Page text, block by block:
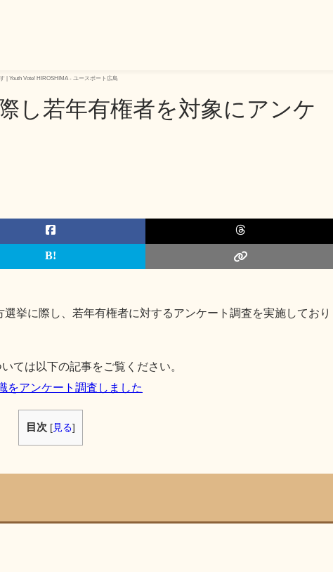
| Youth Vote! HIROSHIMA - ユースボート広島
し若年有権者を対象にアンケ
挙に際し、若年有権者に対するアンケート調査を実施しており
ては以下の記事をご覧ください。
をアンケート調査しました
目次 [ 見る]